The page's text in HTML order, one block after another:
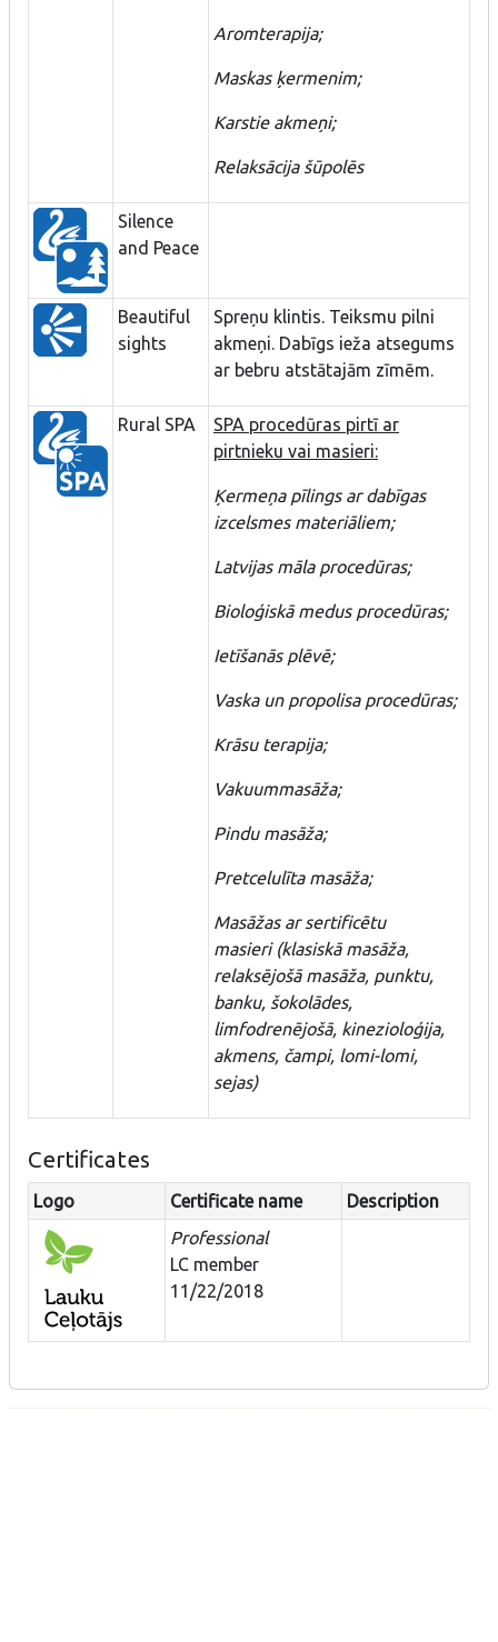
Aromterapija;
Maskas ķermenim;
Karstie akmeņi;
Relaksācija šūpolēs
Silence
and Peace
Beautiful
sights
Spreņu klintis. Teiksmu pilni
akmeņi. Dabīgs ieža atsegums
ar bebru atstātajām zīmēm.
Rural SPA
SPA procedūras pirtī ar
pirtnieku vai masieri:
Ķermeņa pīlings ar dabīgas
izcelsmes materiāliem;
Latvijas māla procedūras;
Bioloģiskā medus procedūras;
Ietīšanās plēvē;
Vaska un propolisa procedūras;
Krāsu terapija;
Vakuummasāža;
Pindu masāža;
Pretcelulīta masāža;
Masāžas ar sertificētu
masieri (klasiskā masāža,
relaksējošā masāža, punktu,
banku, šokolādes,
limfodrenējošā, kinezioloģija,
akmens, čampi, lomi-lomi,
sejas)
Certificates
Logo Certificate name
Description
Professional
LC member
11/22/2018